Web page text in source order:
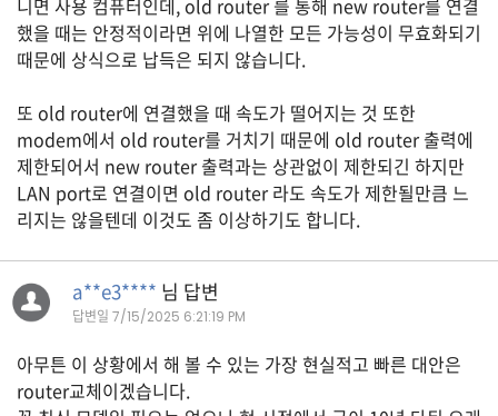
K
미
국
용
수
칙
안
확
인
랍
니
니면 사용 컴퓨터인데, old router 를 통해 new router를 연결
했을 때는 안정적이라면 위에 나열한 모든 가능성이 무효화되기
때문에 상식으로 납득은 되지 않습니다.
또 old router에 연결했을 때 속도가 떨어지는 것 또한
modem에서 old router를 거치기 때문에 old router 출력에
제한되어서 new router 출력과는 상관없이 제한되긴 하지만
LAN port로 연결이면 old router 라도 속도가 제한될만큼 느
리지는 않을텐데 이것도 좀 이상하기도 합니다.
a**e3**** 님 답변
답변일 7/15/2025 6:21:19 PM
아무튼 이 상황에서 해 볼 수 있는 가장 현실적고 빠른 대안은
router교체이겠습니다.